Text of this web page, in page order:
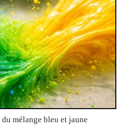
mélange bleu et jaune